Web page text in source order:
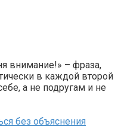
внимание!» – фраза,
в каждой второй
а не подругам и не
без объяснения